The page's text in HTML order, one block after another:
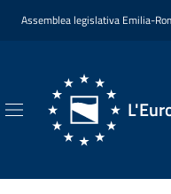
Vai al contenuto
Vai alla navigazione
Vai al footer
Assemblea legislativa Emilia-
L'Europa